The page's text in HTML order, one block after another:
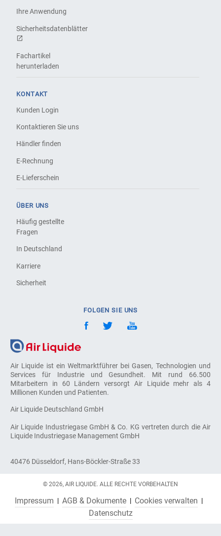
Air Liquide ist ein Weltmarktführer bei Gasen, Technologien und
Services für Industrie und Gesundheit. Mit rund 66.500
Mitarbeitern in 60 Ländern versorgt Air Liquide mehr als 4
Millionen Kunden und Patienten.
Air Liquide Deutschland GmbH
Air Liquide Industriegase GmbH & Co. KG vertreten durch die Air
Liquide Industriegase Management GmbH
40476 Düsseldorf, Hans-Böckler-Straße 33
Ihre Anwendung
Sicherheitsdatenblätter
Fachartikel
herunterladen
KONTAKT
Kunden Login
Kontaktieren Sie uns
Händler finden
E-Rechnung
E-Lieferschein
ÜBER UNS
Häufig gestellte
Fragen
In Deutschland
Karriere
Sicherheit
FOLGEN SIE UNS
© 2026, AIR LIQUIDE. ALLE RECHTE VORBEHALTEN
Impressum AGB & Dokumente
Cookies verwalten
Datenschutz